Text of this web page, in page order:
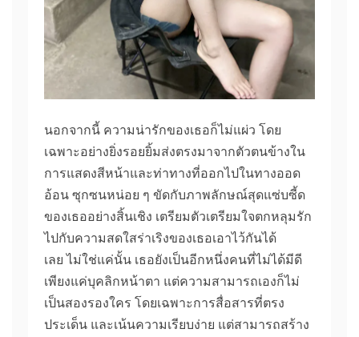
นอกจากนี้ ความน่ารักของเธอก็ไม่แผ่ว โดย
เฉพาะอย่างยิ่งรอยยิ้มส่งตรงมาจากตัวตนข้างใน
การแสดงสีหน้าและท่าทางที่ออกไปในทางออด
อ้อน ซุกซนหน่อย ๆ ขัดกับภาพลักษณ์สุดแซ่บซี้ด
ของเธออย่างสิ้นเชิง เตรียมตัวเตรียมใจตกหลุมรัก
ไปกับความสดใสร่าเริงของเธอเอาไว้กันได้
เลย ไม่ใช่แค่นั้น เธอยังเป็นอีกหนึ่งคนที่ไม่ได้มีดี
เพียงแค่บุคลิกหน้าตา แต่ความสามารถเองก็ไม่
เป็นสองรองใคร โดยเฉพาะการสื่อสารที่ตรง
ประเด็น และเน้นความเรียบง่าย แต่สามารถสร้าง